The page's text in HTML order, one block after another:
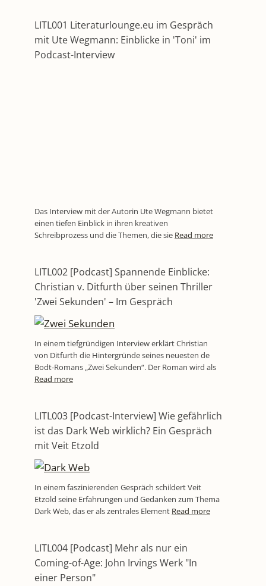
LITL001 Literaturlounge.eu im Gespräch
mit Ute Wegmann: Einblicke in 'Toni' im
Podcast-Interview
Das Interview mit der Autorin Ute Wegmann bietet
einen tiefen Einblick in ihren kreativen
Schreibprozess und die Themen, die sie Read more
LITL002 [Podcast] Spannende Einblicke:
Christian v. Ditfurth über seinen Thriller
'Zwei Sekunden' – Im Gespräch
In einem tiefgründigen Interview erklärt Christian
von Ditfurth die Hintergründe seines neuesten de
Bodt-Romans „Zwei Sekunden“. Der Roman wird als
Read more
LITL003 [Podcast-Interview] Wie gefährlich
ist das Dark Web wirklich? Ein Gespräch
mit Veit Etzold
In einem faszinierenden Gespräch schildert Veit
Etzold seine Erfahrungen und Gedanken zum Thema
Dark Web, das er als zentrales Element Read more
LITL004 [Podcast] Mehr als nur ein
Coming-of-Age: John Irvings Werk "In
einer Person"